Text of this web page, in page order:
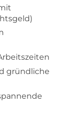
gründliche